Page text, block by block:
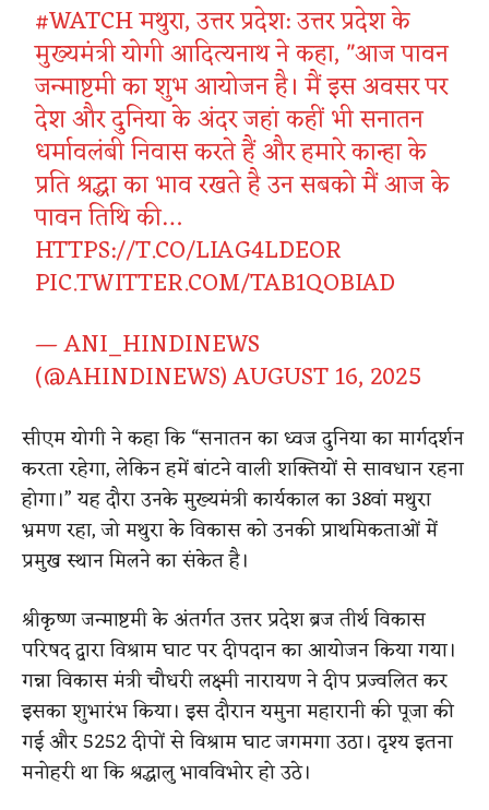
#WATCHमथुरा, उत्तर प्रदेश: उत्तर प्रदेश के
मुख्यमंत्री योगी आदित्यनाथ ने कहा, "आज पावन
जन्माष्टमी का शुभ आयोजन है। मैं इस अवसर पर
देश और दुनिया के अंदर जहां कहीं भी सनातन
धर्मावलंबी निवास करते हैं और हमारे कान्हा के
प्रति श्रद्धा का भाव रखते है उन सबको मैं आज के
पावन तिथि की…
HTTPS://T.CO/LIAG4LDEOR
PIC.TWITTER.COM/TAB1QOBIAD
— ANI_HINDINEWS
(@AHINDINEWS)AUGUST 16, 2025
सीएम योगी ने कहा कि “सनातन का ध्वज दुनिया का मार्गदर्शन
करता रहेगा, लेकिन हमें बांटने वाली शक्तियों से सावधान रहना
होगा।” यह दौरा उनके मुख्यमंत्री कार्यकाल का 38वां मथुरा
भ्रमण रहा, जो मथुरा के विकास को उनकी प्राथमिकताओं में
प्रमुख स्थान मिलने का संकेत है।
श्रीकृष्ण जन्माष्टमी के अंतर्गत उत्तर प्रदेश ब्रज तीर्थ विकास
परिषद द्वारा विश्राम घाट पर दीपदान का आयोजन किया गया।
गन्ना विकास मंत्री चौधरी लक्ष्मी नारायण ने दीप प्रज्वलित कर
इसका शुभारंभ किया। इस दौरान यमुना महारानी की पूजा की
गई और 5252 दीपों से विश्राम घाट जगमगा उठा। दृश्य इतना
मनोहरी था कि श्रद्धालु भावविभोर हो उठे।